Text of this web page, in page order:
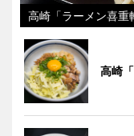
高崎「ラーメン喜重
高崎